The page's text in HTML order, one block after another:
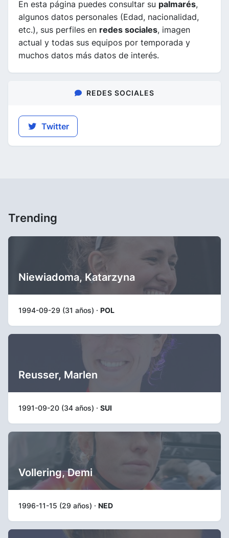
En esta página puedes consultar su palmarés,
algunos datos personales (Edad, nacionalidad,
etc.), sus perfiles en redes sociales, imagen
actual y todas sus equipos por temporada y
muchos datos más datos de interés.
REDES SOCIALES
Twitter
Trending
Niewiadoma, Katarzyna
1994-09-29 (31 años) · POL
Reusser, Marlen
1991-09-20 (34 años) · SUI
Vollering, Demi
1996-11-15 (29 años) · NED